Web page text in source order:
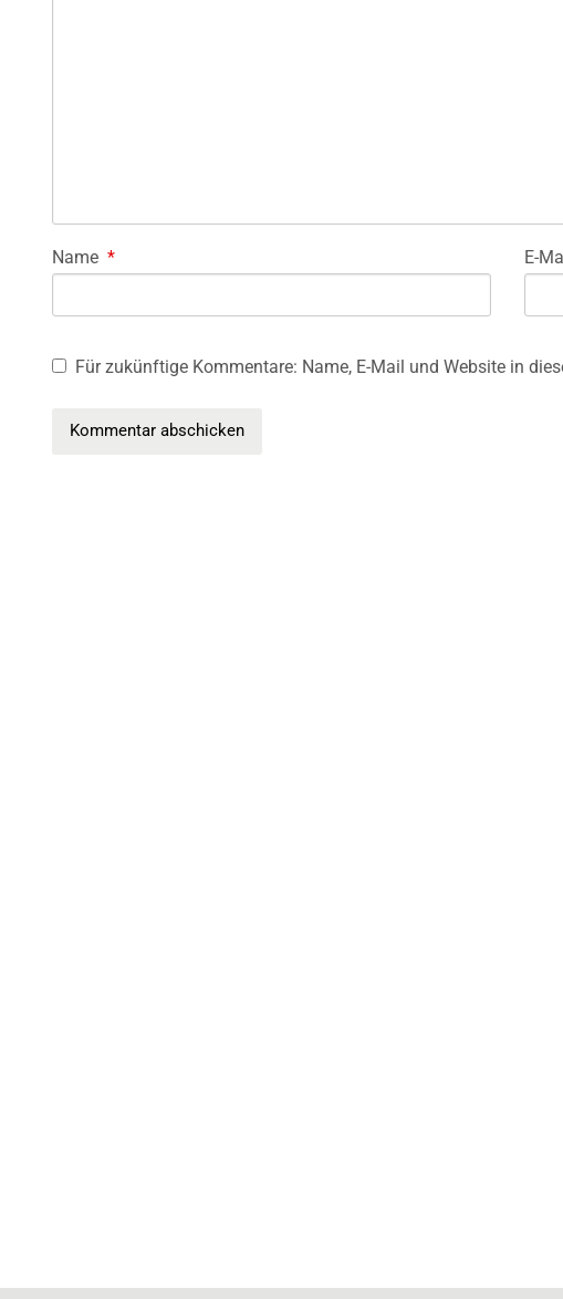
Name * E-
Für zukünftige Kommentare: Name, E-Mail und Website in